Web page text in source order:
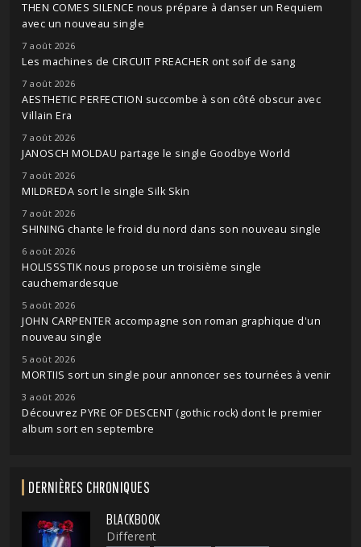
THEN COMES SILENCE nous prépare à danser un Requiem
avec un nouveau single
7 août 2026
Les machines de CIRCUIT PREACHER ont soif de sang
7 août 2026
AESTHETIC PERFECTION succombe à son côté obscur avec
Villain Era
7 août 2026
JANOSCH MOLDAU partage le single Goodbye World
7 août 2026
MILDREDA sort le single Silk Skin
7 août 2026
SHINING chante le froid du nord dans son nouveau single
6 août 2026
HOLISSSTIK nous propose un troisième single
cauchemardesque
5 août 2026
JOHN CARPENTER accompagne son roman graphique d'un
nouveau single
5 août 2026
MORTIIS sort un single pour annoncer ses tournées à venir
3 août 2026
Découvrez PYRE OF DESCENT (gothic rock) dont le premier
album sort en septembre
DERNIÈRES CHRONIQUES
BLACKBOOK
Different